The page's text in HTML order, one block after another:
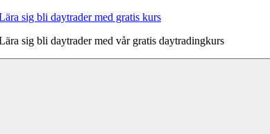
sig bli daytrader med gratis kurs
sig bli daytrader med vår gratis daytradingkurs